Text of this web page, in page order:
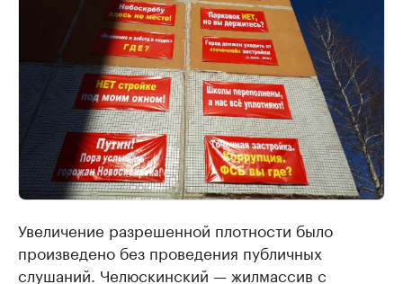
Увеличение разрешенной плотности было
произведено без проведения публичных
слушаний. Челюскинский — жилмассив с